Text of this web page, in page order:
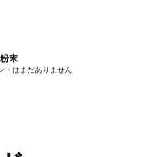
末
トはまだありません